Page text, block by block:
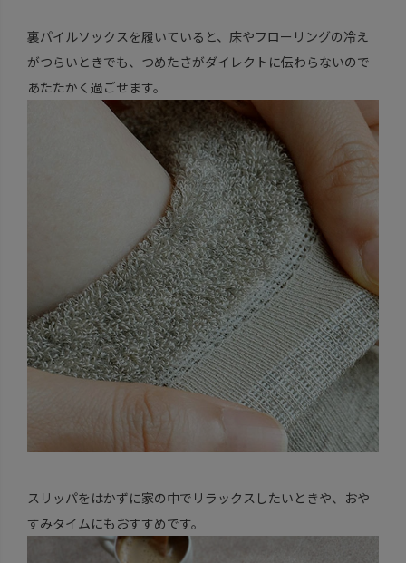
裏パイルソックスを履いていると、床やフローリングの冷え
がつらいときでも、つめたさがダイレクトに伝わらないので
あたたかく過ごせます。
スリッパをはかずに家の中でリラックスしたいときや、おや
すみタイムにもおすすめです。